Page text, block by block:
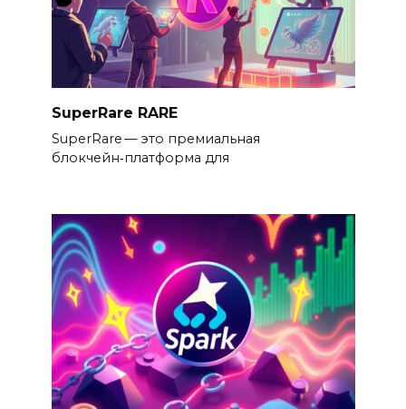
SuperRare RARE
SuperRare — это премиальная
блокчейн‑платформа для